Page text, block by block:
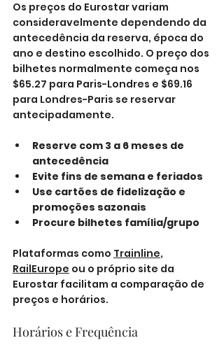
Os preços do Eurostar variam
consideravelmente dependendo da
antecedência da reserva, época do
ano e destino escolhido. O preço dos
bilhetes normalmente começa nos
$65.27 para Paris-Londres e $69.16
para Londres-Paris se reservar
antecipadamente.
Reserve com 3 a 6 meses de
antecedência
Evite fins de semana e feriados
Use cartões de fidelização e
promoções sazonais
Procure bilhetes família/grupo
Plataformas como Trainline,
RailEurope ou o próprio site da
Eurostar facilitam a comparação de
preços e horários.
Horários e Frequência